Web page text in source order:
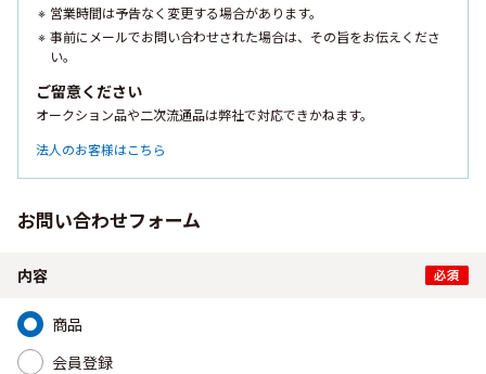
営業時間は予告なく変更する場合があります。
事前にメールでお問い合わせされた場合は、その旨をお伝えくださ
い。
ご留意ください
オークション品や二次流通品は弊社で対応できかねます。
法人のお客様はこちら
お問い合わせフォーム
内容
商品
会員登録